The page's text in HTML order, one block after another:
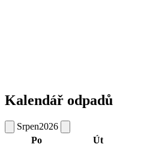
Kalendář odpadů
Srpen2026
Po
Út